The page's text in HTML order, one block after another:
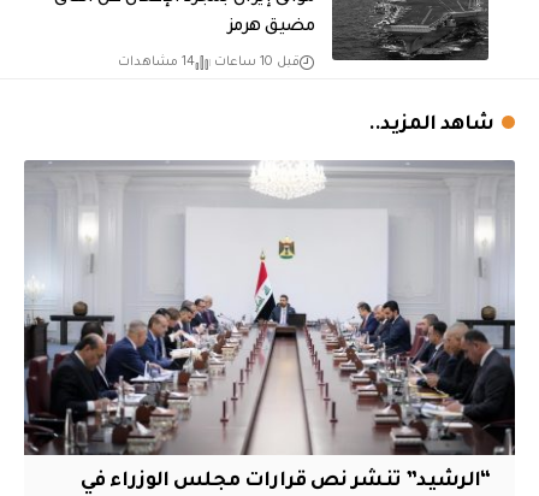
مضيق هرمز
قبل 10 ساعات 14 مشاهدات
شاهد المزيد..
“الرشيد” تنشر نص قرارات مجلس الوزراء في